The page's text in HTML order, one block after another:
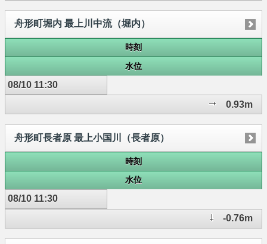
舟形町堀内 最上川中流（堀内）
時刻
水位
08/10 11:30
0.93m
舟形町長者原 最上小国川（長者原）
時刻
水位
08/10 11:30
-0.76m